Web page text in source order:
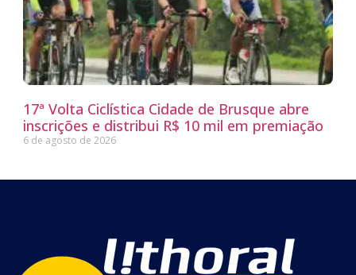
17ª Volta Ciclística Cidade de Brusque abre
inscrições e distribui R$ 10 mil em premiação
6 de agosto de 2026